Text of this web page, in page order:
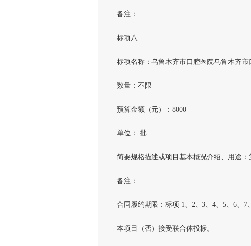
备注：
标项八
标项名称：乌鲁木齐市口腔医院乌鲁木齐市
数量：不限
预算金额（元）：8000
单位： 批
简要规格描述或项目基本概况介绍、用途：
备注：
合同履约期限：标项 1、2、3、4、5、6、7
本项目（否）接受联合体投标。